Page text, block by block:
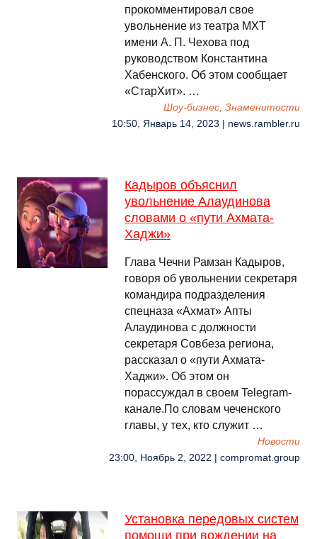
прокомментировал свое
увольнение из театра МХТ
имени А. П. Чехова под
руководством Константина
Хабенского. Об этом сообщает
«СтарХит». …
Шоу-бизнес, Знаменитости
10:50, Январь 14, 2023 | news.rambler.ru
Кадыров объяснил
увольнение Алаудинова
словами о «пути Ахмата-
Хаджи»
Глава Чечни Рамзан Кадыров,
говоря об увольнении секретаря
командира подразделения
спецназа «Ахмат» Апты
Алаудинова с должности
секретаря Совбеза региона,
рассказал о «пути Ахмата-
Хаджи». Об этом он
порассуждал в своем Telegram-
канале.По словам чеченского
главы, у тех, кто служит …
Новости
23:00, Ноябрь 2, 2022 | compromat.group
Установка передовых систем
помощи при вождении на